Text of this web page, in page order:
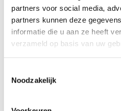
partners voor social media,
partners kunnen deze
informatie die u aan ze heeft
verzameld op basis van uw
Noodzakelijk
NIEUW